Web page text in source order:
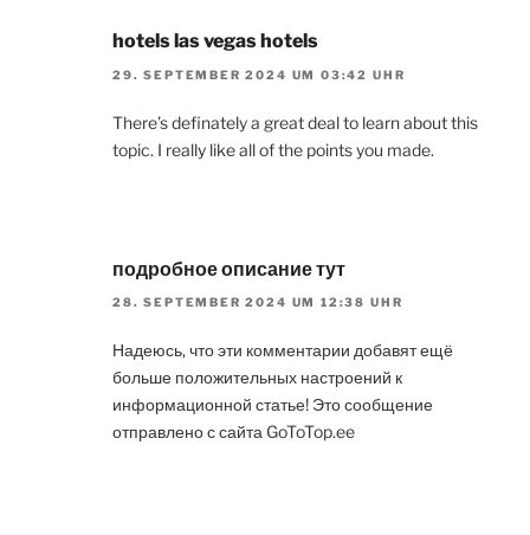
hotels las vegas hotels
29. SEPTEMBER 2024 UM 03:42 UHR
There’s definately a great deal to learn about this
topic. I really like all of the points you made.
подробное описание тут
28. SEPTEMBER 2024 UM 12:38 UHR
Надеюсь, что эти комментарии добавят ещё
больше положительных настроений к
информационной статье! Это сообщение
отправлено с сайта GoToTop.ee